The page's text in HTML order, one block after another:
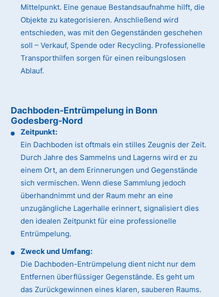
Mittelpunkt. Eine genaue Bestandsaufnahme hilft, die
Objekte zu kategorisieren. Anschließend wird
entschieden, was mit den Gegenständen geschehen
soll – Verkauf, Spende oder Recycling. Professionelle
Transporthilfen sorgen für einen reibungslosen
Ablauf.
Dachboden-Entrümpelung in Bonn
Godesberg-Nord
Zeitpunkt:
Ein Dachboden ist oftmals ein stilles Zeugnis der Zeit.
Durch Jahre des Sammelns und Lagerns wird er zu
einem Ort, an dem Erinnerungen und Gegenstände
sich vermischen. Wenn diese Sammlung jedoch
überhandnimmt und der Raum mehr an eine
unzugängliche Lagerhalle erinnert, signalisiert dies
den idealen Zeitpunkt für eine professionelle
Entrümpelung.
Zweck und Umfang:
Die Dachboden-Entrümpelung dient nicht nur dem
Entfernen überflüssiger Gegenstände. Es geht um
das Zurückgewinnen eines klaren, sauberen Raums.